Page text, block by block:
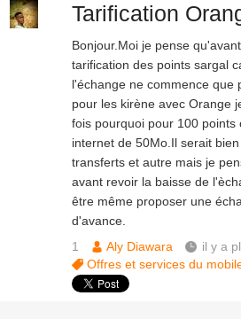
Tarification
Bonjour.Moi je pense
tarification des points sargal
l'échange ne commence que
pour les kirène avec Orange
fois pourquoi pour 100
internet de 50Mo.Il serait
transferts et autre mais je
avant revoir la baisse de
être même proposer une
d'avance.
1
Aly Diawara
il y a
Offres et services du